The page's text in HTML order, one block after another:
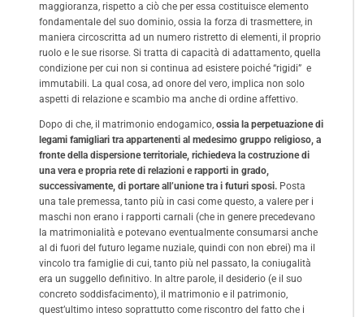
maggioranza, rispetto a ciò che per essa costituisce elemento
fondamentale del suo dominio, ossia la forza di trasmettere, in
maniera circoscritta ad un numero ristretto di elementi, il proprio
ruolo e le sue risorse. Si tratta di capacità di adattamento, quella
condizione per cui non si continua ad esistere poiché “rigidi” e
immutabili. La qual cosa, ad onore del vero, implica non solo
aspetti di relazione e scambio ma anche di ordine affettivo.
Dopo di che, il matrimonio endogamico, ossia la perpetuazione di
legami famigliari tra appartenenti al medesimo gruppo religioso, a
fronte della dispersione territoriale, richiedeva la costruzione di
una vera e propria rete di relazioni e rapporti in grado,
successivamente, di portare all’unione tra i futuri sposi. Posta
una tale premessa, tanto più in casi come questo, a valere per i
maschi non erano i rapporti carnali (che in genere precedevano
la matrimonialità e potevano eventualmente consumarsi anche
al di fuori del futuro legame nuziale, quindi con non ebrei) ma il
vincolo tra famiglie di cui, tanto più nel passato, la coniugalità
era un suggello definitivo. In altre parole, il desiderio (e il suo
concreto soddisfacimento), il matrimonio e il patrimonio,
quest’ultimo inteso soprattutto come riscontro del fatto che i